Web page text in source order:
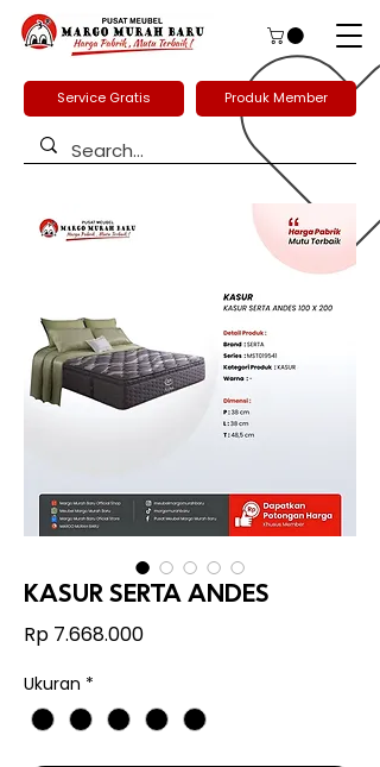
Service Gratis Produk Member
KASUR SERTA ANDES
Rp 7.668.000Harga
Ukuran *